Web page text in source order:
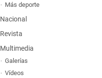
Más deporte
Nacional
Revista
Multimedia
Galerías
Vídeos